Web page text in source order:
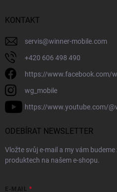
KONTAKT
servis@winner-mobile.com
+420 606 498 490
https://www.facebook.com/
wg_mobile
https://www.youtube.com/
ODEBÍRAT NEWSLETTER
Vložte svůj e-mail a my vám
produktech na našem e-shopu.
E-MAIL